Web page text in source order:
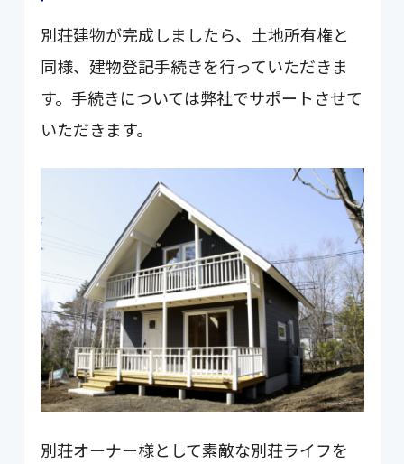
別荘建物が完成しましたら、土地所有権と
同様、建物登記手続きを行っていただきま
す。手続きについては弊社でサポートさせて
いただきます。
別荘オーナー様として素敵な別荘ライフを